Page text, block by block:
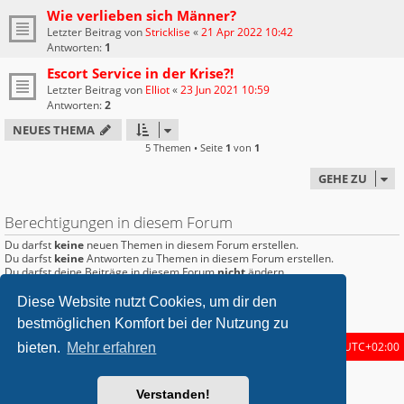
Diese Website nutzt Cookies, um dir den
bestmöglichen Komfort bei der Nutzung zu
bieten. Mehr erfahren
Verstanden!
Wie verlieben sich Männer?
Letzter Beitrag vonStricklise «21 Apr 2022 10:42
Antworten: 1
Escort Service in der Krise?!
Letzter Beitrag von Elliot«23 Jun 2021 10:59
Antworten:2
NEUES THEMA
5 Themen • Seite 1 von 1
GEHE ZU
Berechtigungen in diesem Forum
Du darfst keine neuen Themen in diesem Forum erstellen.
Du darfst keineAntworten zu Themen in diesem Forum erstellen.
Du darfst deine Beiträge in diesem Forumnichtändern.
Du darfstkeineDateianhänge in diesem Forum erstellen.
Startseite Foren-Übersicht UTC+02:00
metrolike style byEric SeguinUpdated for phpBB3.2 by
Powered byphpBB® Forum Software © phpBB Limited